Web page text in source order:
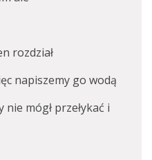
rozdział
napiszemy go wodą
mógł przełykać i